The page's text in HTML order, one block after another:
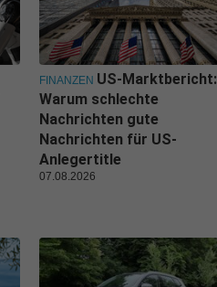
FINANZEN US-Marktbericht:
Warum schlechte
Nachrichten gute
Nachrichten für US-
Anlegertitle
07.08.2026